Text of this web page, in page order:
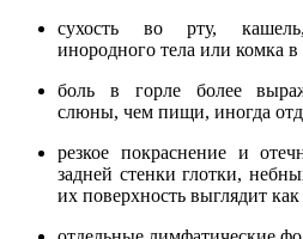
сухость во рту,
инородного тела или комка в
боль в горле более
слюны, чем пищи, иногда
резкое покраснение и
задней стенки глотки,
их поверхность выглядит